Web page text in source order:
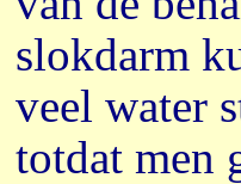
slokdarm
veel water
totdat men